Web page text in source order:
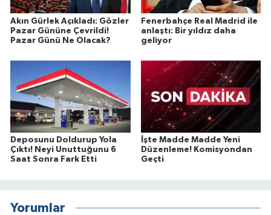
Akın Gürlek Açıkladı: Gözler
Pazar Gününe Çevrildi!
Pazar Günü Ne Olacak?
Fenerbahçe Real Madrid ile
anlaştı: Bir yıldız daha
geliyor
Deposunu Doldurup Yola
Çıktı! Neyi Unuttuğunu 6
Saat Sonra Fark Etti
İşte Madde Madde Yeni
Düzenleme! Komisyondan
Geçti
Yorumlar